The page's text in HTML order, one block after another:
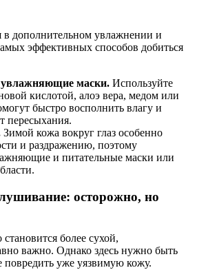
в дополнительном увлажнении и
эффективных способов добиться
маски. Используйте
кислотой, алоэ вера, медом или
быстро восполнить влагу и
пересыхания.
Зимой кожа вокруг глаз особенно
и раздражению, поэтому
и питательные маски или
осторожно, но
более сухой,
важно. Однако здесь нужно быть
уже уязвимую кожу.